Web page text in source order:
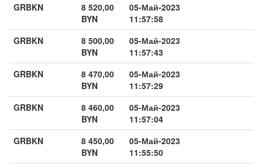
GRBKN
8 520,00
BYN
05-Май-2023
11:57:58
GRBKN
8 500,00
BYN
05-Май-2023
11:57:43
GRBKN
8 470,00
BYN
05-Май-2023
11:57:29
GRBKN
8 460,00
BYN
05-Май-2023
11:57:04
GRBKN
8 450,00
BYN
05-Май-2023
11:55:50